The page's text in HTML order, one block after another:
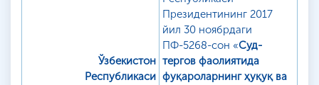
Ўзбекистон
Республикаси
Президентининг 2017
йил 30 ноябрдаги
ПФ-5268-сон «Суд-
тергов фаолиятида
фуқароларнинг ҳуқуқ ва